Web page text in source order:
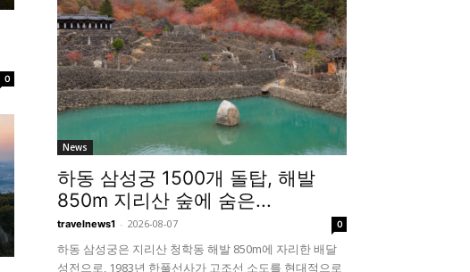
0
News
하동 삼성궁 1500개 돌탑, 해발
850m 지리산 숲에 숨은...
travelnews1 - 2026-08-07 0
하동 삼성궁은 지리산 청학동 해발 850m에 자리한 배달
성전으로, 1983년 한풀선사가 고조선 소도를 현대적으로